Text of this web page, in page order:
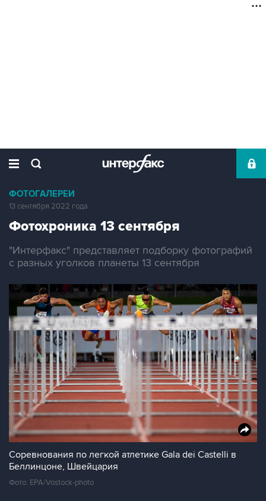
ФОТОГАЛЕРЕИ
13 сентября 2022 года
Фотохроника 13 сентября
"Интерфакс" представляет подборку фотографий
с разных уголков планеты 13 сентября
Соревнования по легкой атлетике Gala dei Castelli в
Беллинцоне, Швейцария
Фото: EPA/Vostock-photo